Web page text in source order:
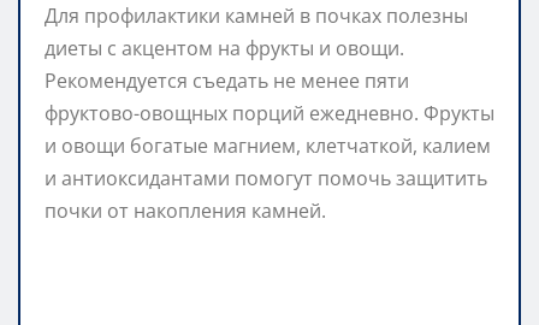
Для профилактики камней в почках полезны
диеты с акцентом на фрукты и овощи.
Рекомендуется съедать не менее пяти
фруктово-овощных порций ежедневно. Фрукты
и овощи богатые магнием, клетчаткой, калием
и антиоксидантами помогут помочь защитить
почки от накопления камней.